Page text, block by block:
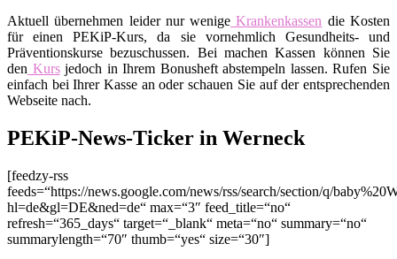
Aktuell übernehmen leider nur wenige Krankenkassen die Kosten
für einen PEKiP-Kurs, da sie vornehmlich Gesundheits- und
Präventionskurse bezuschussen. Bei machen Kassen können Sie
den Kursjedoch in Ihrem Bonusheft abstempeln lassen. Rufen Sie
einfach bei Ihrer Kasse an oder schauen Sie auf der entsprechenden
Webseite nach.
PEKiP-News-Ticker in Werneck
[feedzy-rss
feeds=“https://news.google.com/news/rss/search/section/q/
hl=de&gl=DE&ned=de“ max=“3″ feed_title=“no“
refresh=“365_days“ target=“_blank“ meta=“no“ summary=“no“
summarylength=“70″ thumb=“yes“ size=“30″]